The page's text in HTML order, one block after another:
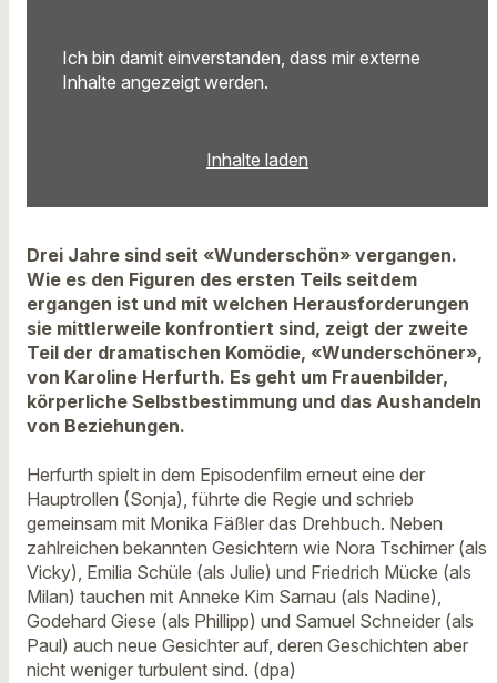
Ich bin damit einverstanden, dass mir externe
Inhalte angezeigt werden.
Inhalte laden
Drei Jahre sind seit «Wunderschön» vergangen.
Wie es den Figuren des ersten Teils seitdem
ergangen ist und mit welchen Herausforderungen
sie mittlerweile konfrontiert sind, zeigt der zweite
Teil der dramatischen Komödie, «Wunderschöner»,
von Karoline Herfurth. Es geht um Frauenbilder,
körperliche Selbstbestimmung und das Aushandeln
von Beziehungen.
Herfurth spielt in dem Episodenfilm erneut eine der
Hauptrollen (Sonja), führte die Regie und schrieb
gemeinsam mit Monika Fäßler das Drehbuch. Neben
zahlreichen bekannten Gesichtern wie Nora Tschirner (als
Vicky), Emilia Schüle (als Julie) und Friedrich Mücke (als
Milan) tauchen mit Anneke Kim Sarnau (als Nadine),
Godehard Giese (als Phillipp) und Samuel Schneider (als
Paul) auch neue Gesichter auf, deren Geschichten aber
nicht weniger turbulent sind. (dpa)